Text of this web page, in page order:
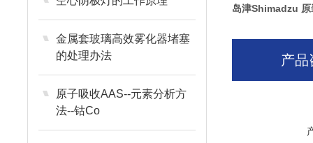
金属套玻璃高效雾化器堵塞
的处理办法
原子吸收AAS--元素分析方
法--钴Co
岛津Shimadzu
产品